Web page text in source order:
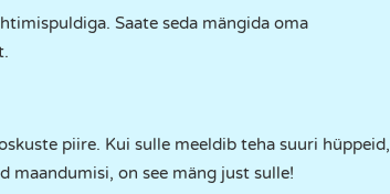
Saate seda mängida oma
piire. Kui sulle meeldib teha suuri hüppeid,
maandumisi, on see mäng just sulle!